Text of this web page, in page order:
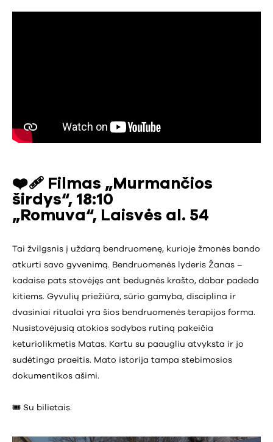
❤️‍🩹 Filmas „Murmančios
širdys“, 18:10
„Romuva“, Laisvės al. 54
Tai žvilgsnis į uždarą bendruomenę, kurioje žmonės bando
atkurti savo gyvenimą. Bendruomenės lyderis Žanas –
kadaise pats stovėjęs ant bedugnės krašto, dabar padeda
kitiems. Gyvulių priežiūra, sūrio gamyba, disciplina ir
dvasiniai ritualai yra šios bendruomenės terapijos forma.
Nusistovėjusią atokios sodybos rutiną pakeičia
keturiolikmetis Matas. Kartu su paaugliu atvyksta ir jo
sudėtinga praeitis. Mato istorija tampa stebimosios
dokumentikos ašimi.
🎟️ Su bilietais.